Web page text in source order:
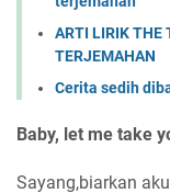
ARTI LIRIK THE
TERJEMAHAN
Cerita sedih
Baby, let me take
Sayang,biarkan